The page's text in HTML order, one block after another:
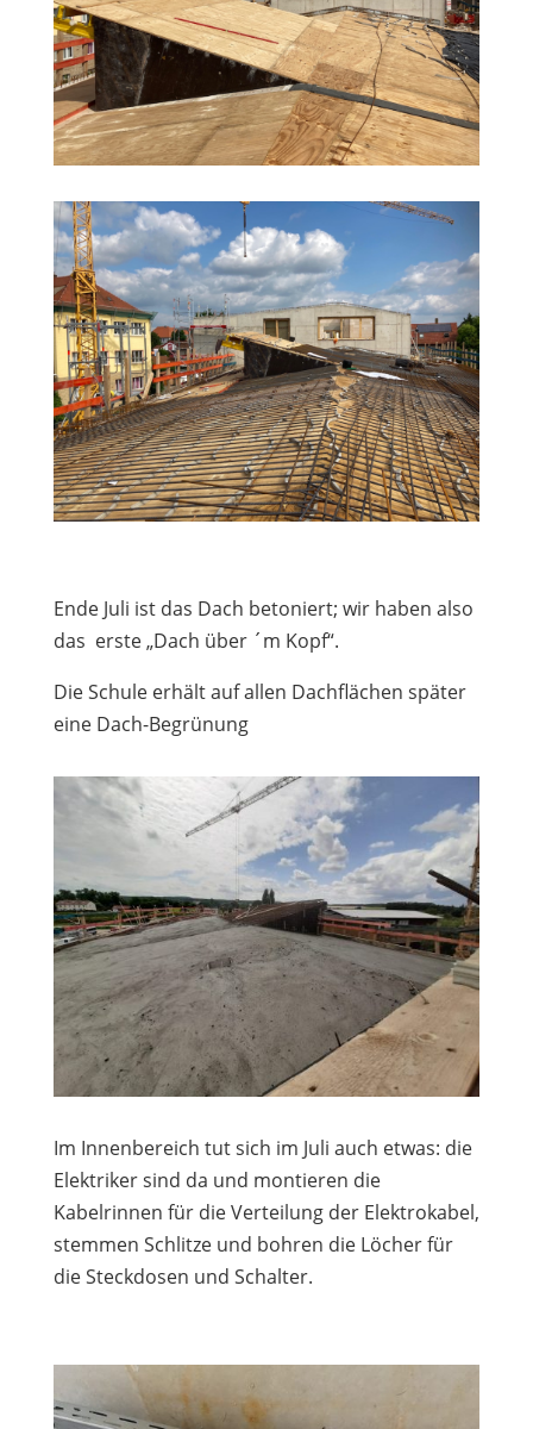
Ende Juli ist das Dach betoniert; wir haben also
das erste „Dach über ´m Kopf“.
Die Schule erhält auf allen Dachflächen später
eine Dach-Begrünung
Im Innenbereich tut sich im Juli auch etwas: die
Elektriker sind da und montieren die
Kabelrinnen für die Verteilung der Elektrokabel,
stemmen Schlitze und bohren die Löcher für
die Steckdosen und Schalter.